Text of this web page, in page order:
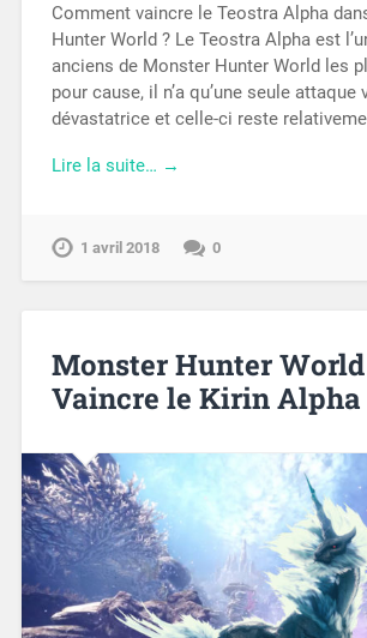
Comment vaincre le Teostra Alpha
Hunter World ? Le Teostra Alpha est
anciens de Monster Hunter World les
pour cause, il n’a qu’une seule attaque
dévastatrice et celle-ci reste
Lire la suite… →
1 avril 2018 0
Monster Hunter
Vaincre le Kirin Alpha